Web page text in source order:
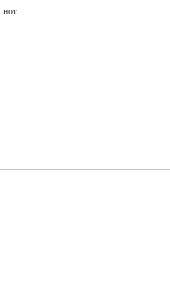
нот: